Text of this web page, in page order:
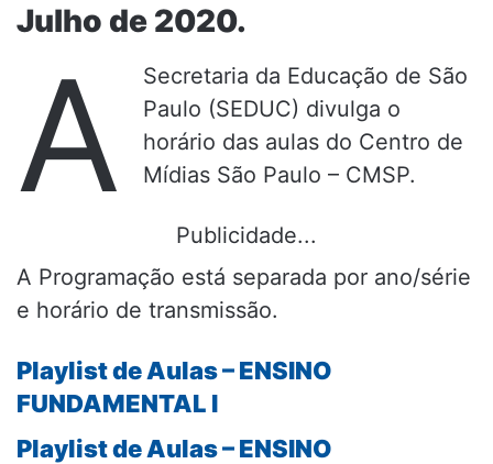
Julho de 2020.
A
Secretaria da Educação de São
Paulo (SEDUC) divulga o
horário das aulas do Centro de
Mídias São Paulo – CMSP.
Publicidade...
A Programação está separada por ano/série
e horário de transmissão.
Playlist de Aulas – ENSINO
FUNDAMENTAL I
Playlist de Aulas – ENSINO